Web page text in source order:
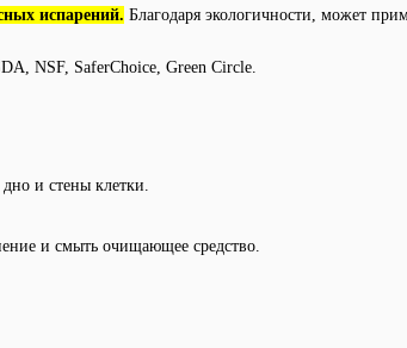
испарений. Благодаря экологичности, может
NSF, SaferChoice, Green Circle.
дно и стены клетки.
и смыть очищающее средство.